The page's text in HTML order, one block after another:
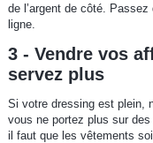
de l’argent de côté.
ligne.
3 - Vendre vos
servez plus
Si votre dressing est plein,
vous ne portez plus sur
il faut que les vêtements